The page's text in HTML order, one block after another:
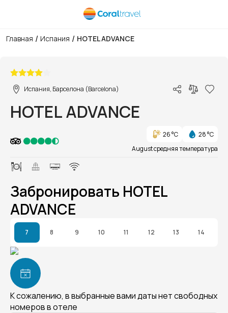
Главная / Испания / HOTEL ADVANCE
Испания, Барселона (Barcelona)
HOTEL ADVANCE
26 °C
28 °C
August средняя температура
Забронировать HOTEL
ADVANCE
7 8 9 10 11 12 13 14
К сожалению, в выбранные вами даты нет свободных
номеров в отеле